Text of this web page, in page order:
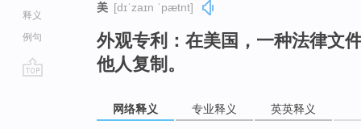
释义
例句
美 [dɪˈzaɪn ˈpætnt]
外观专利：在美国，一种法律文
他人复制。
网络释义 专业释义 英英释义